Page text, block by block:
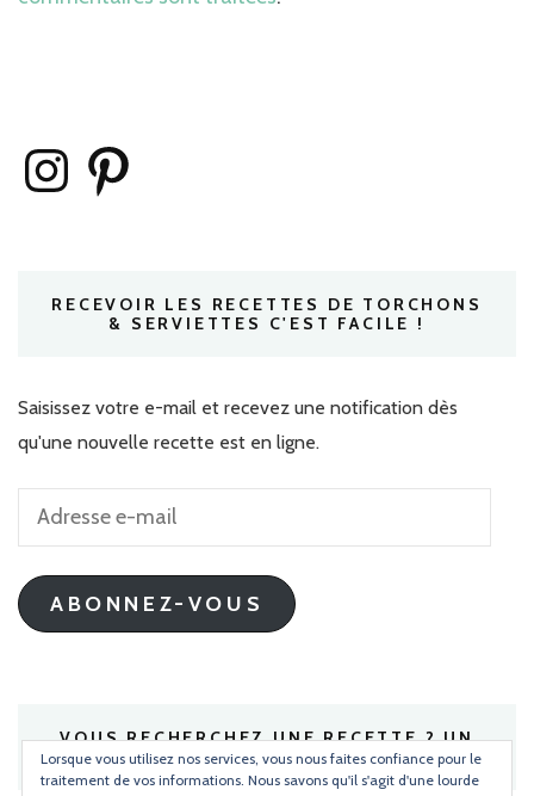
InstagramPinterest
RECEVOIR LES RECETTES DE TORCHONS
& SERVIETTES C'EST FACILE !
Saisissez votre e-mail et recevez une notification dès
qu'une nouvelle recette est en ligne.
Adresse
mail
ABONNEZ-VOUS
VOUS RECHERCHEZ UNE RECETTE ? UN
INGRÉDIENT ?
Lorsque vous utilisez nos services, vous nous faites confiance pour le
traitement de vos informations. Nous savons qu'il s'agit d'une lourde